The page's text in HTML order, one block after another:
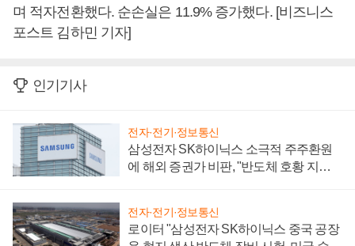
며 적자전환했다. 순손실은 11.9% 증가했다. [비즈니스
포스트 김하민 기자]
인기기사
전자·전기·정보통신
삼성전자 SK하이닉스 소극적 주주환원
에 해외 증권가 비판, "반도체 호황 지속
전자·전기·정보통신
로이터 "삼성전자 SK하이닉스 중국 공장